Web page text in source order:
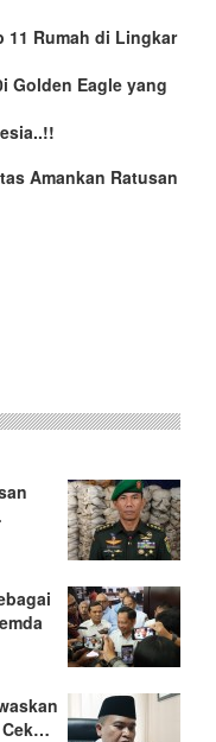
11 Rumah di Lingkar
Golden Eagle yang
Amankan Ratusan
Cek…